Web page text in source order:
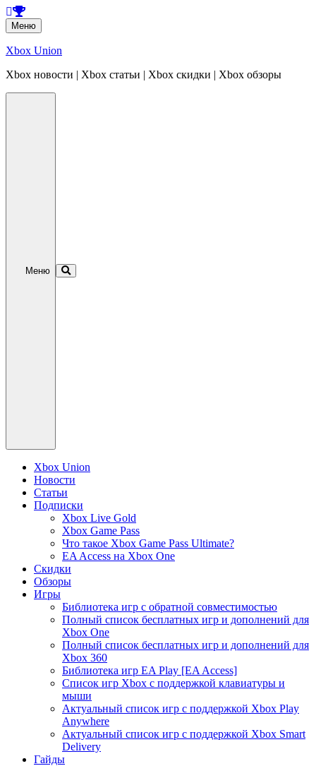
Меню Перейти
к
содержанию
Xbox Union
Xbox новости | Xbox статьи | Xbox скидки | Xbox обзоры
Меню
Xbox Union
Новости
Статьи
Подписки
Xbox Live Gold
Xbox Game Pass
Что такое Xbox Game Pass Ultimate?
EA Access на Xbox One
Скидки
Обзоры
Игры
Библиотека игр с обратной совместимостью
Полный список бесплатных игр и дополнений для
Xbox One
Полный список бесплатных игр и дополнений для
Xbox 360
Библиотека игр EA Play [EA Access]
Список игр Xbox c поддержкой клавиатуры и
мыши
Актуальный список игр с поддержкой Xbox Play
Anywhere
Актуальный список игр с поддержкой Xbox Smart
Delivery
Гайды